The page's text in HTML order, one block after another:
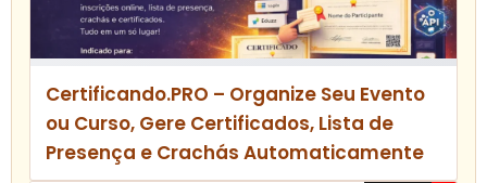
Certificando.PRO – Organize Seu Evento
ou Curso, Gere Certificados, Lista de
Presença e Crachás Automaticamente